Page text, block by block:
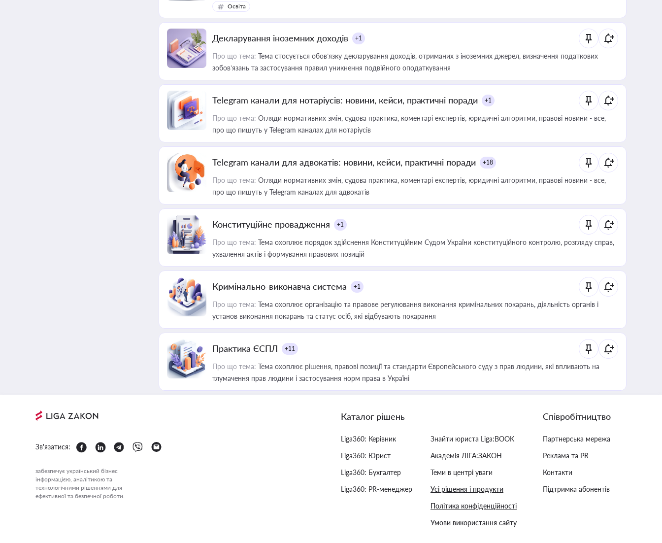
Освіта
Декларування іноземних доходів +1
Про що тема: Тема стосується обов’язку декларування доходів, отриманих з іноземних джерел, визначення податкових
зобов’язань та застосування правил уникнення подвійного оподаткування
Telegram канали для нотаріусів: новини, кейси, практичні поради +1
Про що тема: Огляди нормативних змін, судова практика, коментарі експертів, юридичні алгоритми, правові новини - все,
про що пишуть у Telegram каналах для нотаріусів
Telegram канали для адвокатів: новини, кейси, практичні поради +18
Про що тема: Огляди нормативних змін, судова практика, коментарі експертів, юридичні алгоритми, правові новини - все,
про що пишуть у Telegram каналах для адвокатів
Конституційне провадження +1
Про що тема: Тема охоплює порядок здійснення Конституційним Судом України конституційного контролю, розгляду справ,
ухвалення актів і формування правових позицій
Кримінально-виконавча система +1
Про що тема: Тема охоплює організацію та правове регулювання виконання кримінальних покарань, діяльність органів і
установ виконання покарань та статус осіб, які відбувають покарання
Практика ЄСПЛ +11
Про що тема: Тема охоплює рішення, правові позиції та стандарти Європейського суду з прав людини, які впливають на
тлумачення прав людини і застосування норм права в Україні
Зв'язатися:
забезпечує український бізнес
інформацією, аналітикою та
технологічними рішеннями для
ефективної та безпечної роботи.
Каталог рішень
Liga360: Керівник
Liga360: Юрист
Liga360: Бухгалтер
Liga360: PR-менеджер
Знайти юриста Liga:BOOK
Академія ЛІГА:ЗАКОН
Теми в центрі уваги
Усі рішення і продукти
Політика конфіденційності
Умови використання сайту
Співробітництво
Партнерська мережа
Реклама та PR
Контакти
Підтримка абонентів